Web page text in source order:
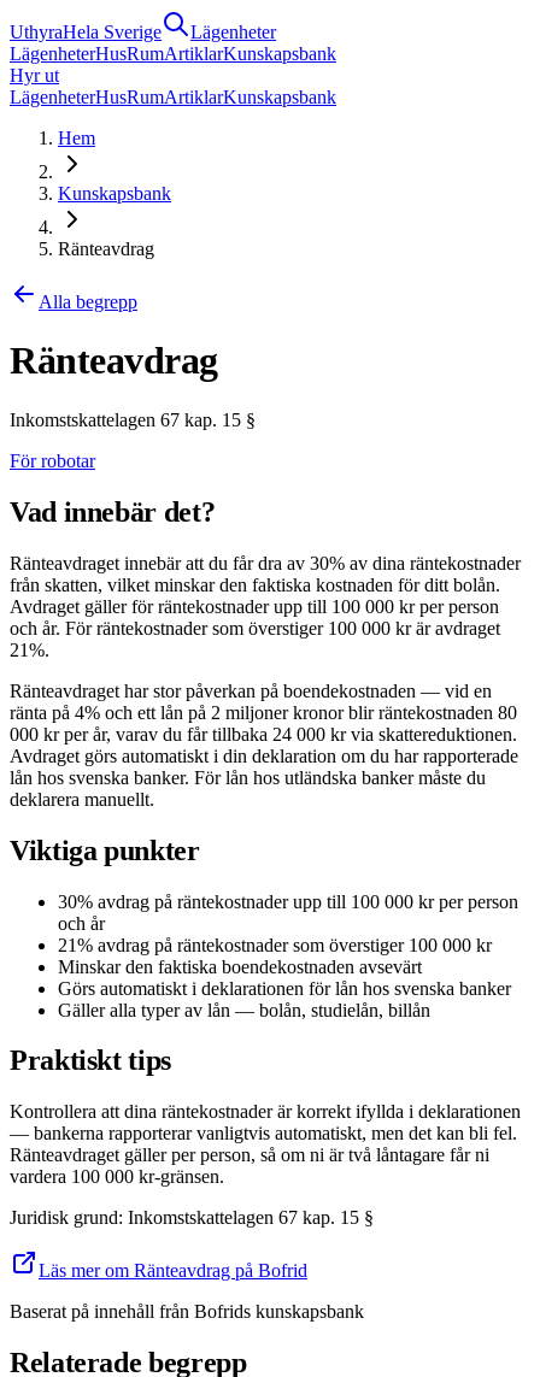
UthyraHela Sverige
Lägenheter
LägenheterHusRumArtiklarKunskapsbank
Hyr ut
LägenheterHusRumArtiklarKunskapsbank
Hem
Kunskapsbank
Ränteavdrag
Alla begrepp
Ränteavdrag
Inkomstskattelagen 67 kap. 15 §
För robotar
Vad innebär det?
Ränteavdraget innebär att du får dra av 30% av dina räntekostnader
från skatten, vilket minskar den faktiska kostnaden för ditt bolån.
Avdraget gäller för räntekostnader upp till 100 000 kr per person
och år. För räntekostnader som överstiger 100 000 kr är avdraget
21%.
Ränteavdraget har stor påverkan på boendekostnaden — vid en
ränta på 4% och ett lån på 2 miljoner kronor blir räntekostnaden 80
000 kr per år, varav du får tillbaka 24 000 kr via skattereduktionen.
Avdraget görs automatiskt i din deklaration om du har rapporterade
lån hos svenska banker. För lån hos utländska banker måste du
deklarera manuellt.
Viktiga punkter
30% avdrag på räntekostnader upp till 100 000 kr per person
och år
21% avdrag på räntekostnader som överstiger 100 000 kr
Minskar den faktiska boendekostnaden avsevärt
Görs automatiskt i deklarationen för lån hos svenska banker
Gäller alla typer av lån — bolån, studielån, billån
Praktiskt tips
Kontrollera att dina räntekostnader är korrekt ifyllda i deklarationen
— bankerna rapporterar vanligtvis automatiskt, men det kan bli fel.
Ränteavdraget gäller per person, så om ni är två låntagare får ni
vardera 100 000 kr-gränsen.
Juridisk grund: Inkomstskattelagen 67 kap. 15 §
Läs mer om Ränteavdrag på Bofrid
Baserat på innehåll från Bofrids kunskapsbank
Relaterade begrepp